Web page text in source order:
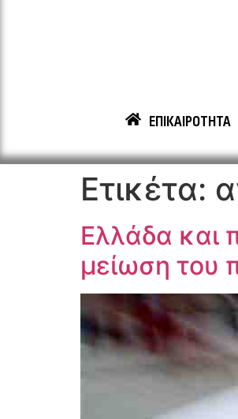
ΕΠΙΚΑΙΡΟΤΗΤΑ
Ετικέτα:
Ελλάδα και
μείωση του